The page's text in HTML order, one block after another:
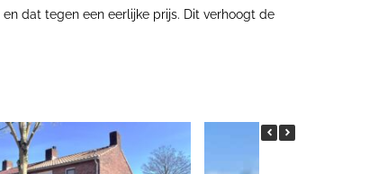
dat tegen een eerlijke prijs. Dit verhoogt de